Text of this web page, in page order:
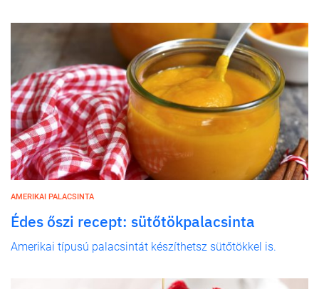
AMERIKAI PALACSINTA
Édes őszi recept: sütőtökpalacsinta
Amerikai típusú palacsintát készíthetsz sütőtökkel is.